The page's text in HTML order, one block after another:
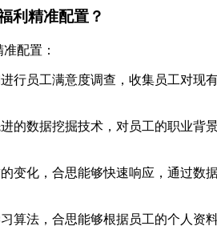
利精准配置？
配置：
行员工满意度调查，收集员工对现
的数据挖掘技术，对员工的职业背
变化，合思能够快速响应，通过数
算法，合思能够根据员工的个人资